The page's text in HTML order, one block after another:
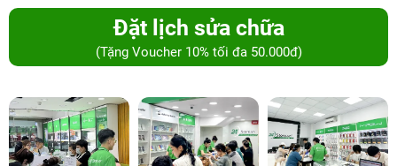
Đặt lịch sửa chữa
(Tặng Voucher 10% tối đa 50.000đ)